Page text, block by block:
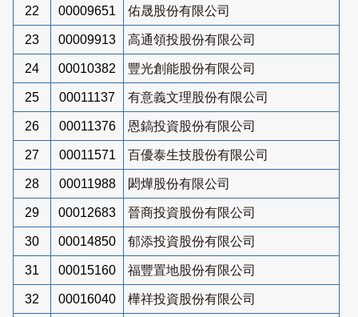
22 00009651 佑晟股份有限公司
23 00009913 高通領投股份有限公司
24 00010382 豐光創能股份有限公司
25 00011137 有意義文理股份有限公司
26 00011376 恩鎬投資股份有限公司
27 00011571 百優泰生技股份有限公司
28 00011988 閎燁股份有限公司
29 00012683 晉商投資股份有限公司
30 00014850 郁添投資股份有限公司
31 00015160 福豐置地股份有限公司
32 00016040 樺祥投資股份有限公司